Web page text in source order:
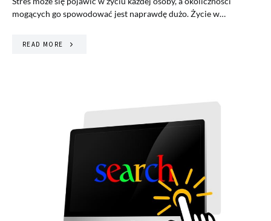
mogących go spowodować jest naprawdę dużo. Życie w…
READ MORE